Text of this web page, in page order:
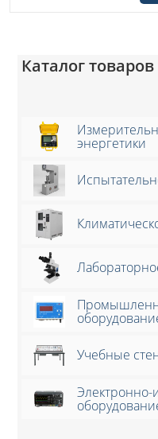
Каталог товаров
энергетики
Учебные
Электронно-